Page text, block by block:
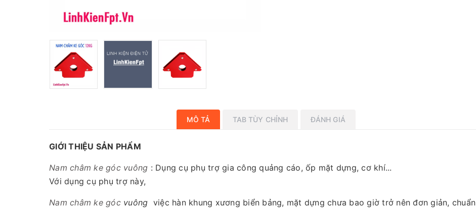
MÔ TẢ TAB TÙY CHỈNH ĐÁNH GIÁ
GIỚI THIỆU SẢN PHẨM
Nam châm ke góc vuông : Dụng cụ phụ trợ gia công quảng cáo, ốp mặt dựng, cơ khí...
Với dụng cụ phụ trợ này,
Nam châm ke gócvuông việc hàn khung xương biển bảng, mặt dựng chưa bao giờ trở nên đơn giản, chuẩn